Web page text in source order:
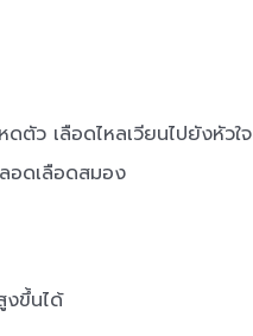
ตัว เลือดไหลเวียนไปยังหัวใจ
อดเลือดสมอง
งขึ้นได้